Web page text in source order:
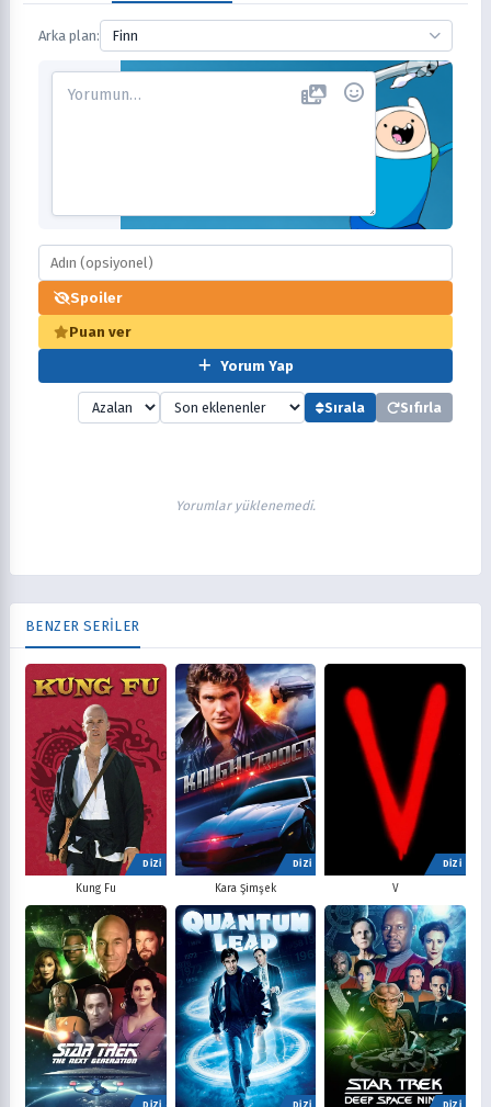
Arka plan: Finn
Spoiler
Puan ver
Yorum Yap
Sırala Sıfırla
Yorumlar yüklenemedi.
BENZER SERİLER
DİZİ
Kung Fu
DİZİ
Kara Şimşek
DİZİ
V